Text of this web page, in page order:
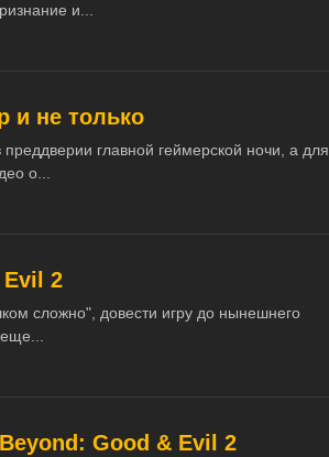
и...
и не только
главной геймерской ночи, а для
о...
Evil 2
сложно", довести игру до нынешнего
Good & Evil 2